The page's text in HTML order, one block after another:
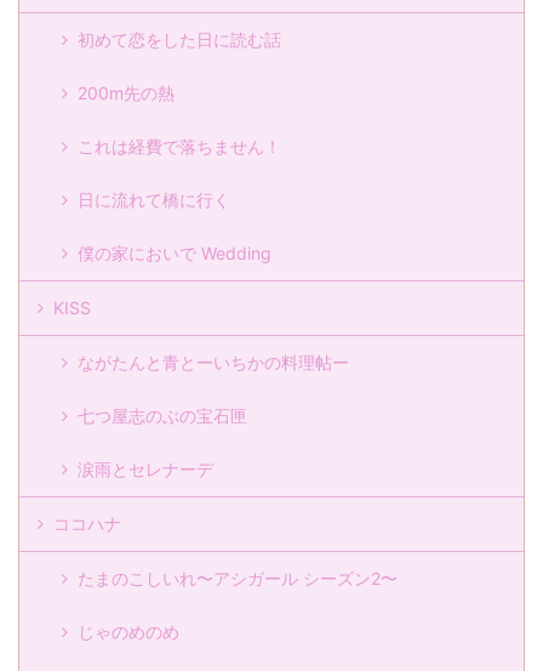
初めて恋をした日に読む話
200m先の熱
これは経費で落ちません！
日に流れて橋に行く
僕の家においで Wedding
KISS
ながたんと青とーいちかの料理帖ー
七つ屋志のぶの宝石匣
涙雨とセレナーデ
ココハナ
たまのこしいれ〜アシガール シーズン2〜
じゃのめのめ